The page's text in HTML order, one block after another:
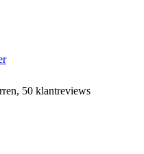
50 klantreviews